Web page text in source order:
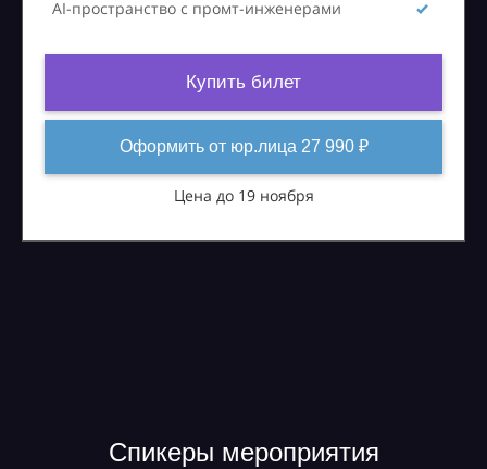
AI-пространство с промт-инженерами
Купить билет
Оформить от юр.лица 27 990 ₽
Цена до 19 ноября
Спикеры мероприятия